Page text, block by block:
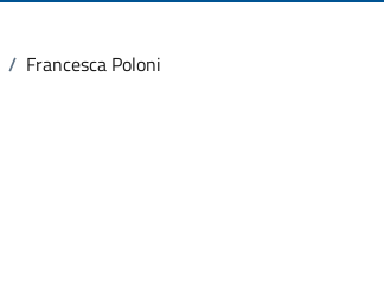
/ Francesca Poloni